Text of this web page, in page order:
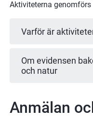
Aktiviteterna
Varför är
Om evidensen
och natur
Anmälan